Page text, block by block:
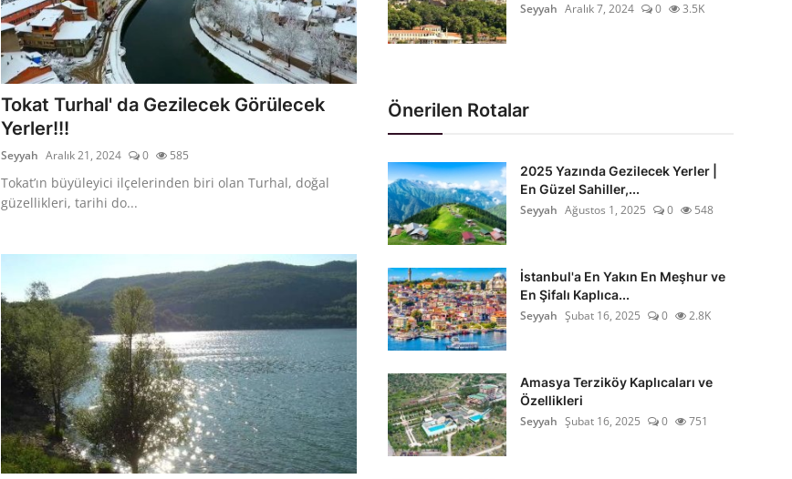
Tokat Turhal' da Gezilecek Görülecek
Yerler!!!
Seyyah Aralık 21, 2024 0 585
Tokat’ın büyüleyici ilçelerinden biri olan Turhal, doğal
güzellikleri, tarihi do...
Seyyah Aralık 7, 2024 0 3.5K
Önerilen Rotalar
2025 Yazında Gezilecek Yerler |
En Güzel Sahiller,...
Seyyah Ağustos 1, 2025 0 548
İstanbul'a En Yakın En Meşhur ve
En Şifalı Kaplıca...
Seyyah Şubat 16, 2025 0 2.8K
Amasya Terziköy Kaplıcaları ve
Özellikleri
Seyyah Şubat 16, 2025 0 751